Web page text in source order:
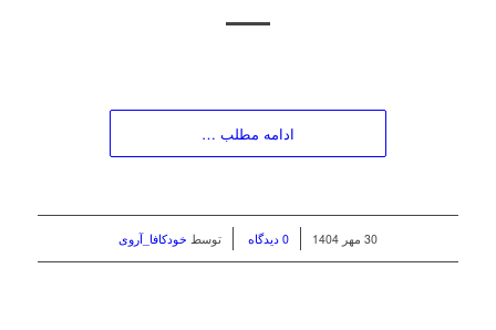
ادامه مطلب …
30 مهر 1404
/ 0 دیدگاه توسط خودکافا_آر‌وی